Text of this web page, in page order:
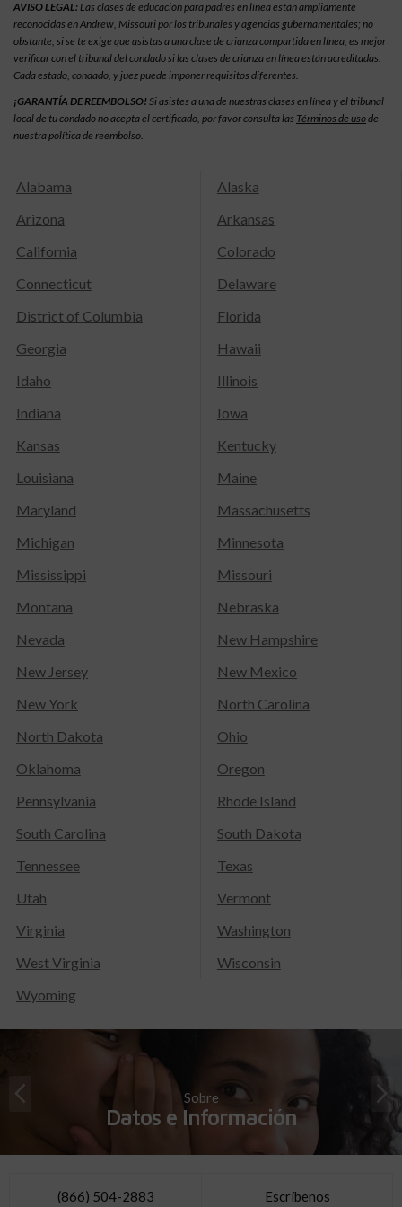
AVISO LEGAL:Las clases de educación para padres en línea están ampliamente
reconocidas en Andrew, Missouri por los tribunales y agencias gubernamentales; no
obstante, si se te exige que asistas a una clase de crianza compartida en línea, es mejor
verificar con el tribunal del condado si las clases de crianza en línea están acreditadas.
Cada estado, condado, y juez puede imponer requisitos diferentes.
¡GARANTÍA DE REEMBOLSO! Si asistes a una de nuestras clases en línea y el tribunal
local de tu condado no acepta el certificado, por favor consulta las Términos de usode
nuestra política de reembolso.
Alabama
Alaska
Arizona
Arkansas
California
Colorado
Connecticut
Delaware
District of Columbia
Florida
Georgia
Hawaii
Idaho
Illinois
Indiana
Iowa
Kansas
Kentucky
Louisiana
Maine
Maryland
Massachusetts
Michigan
Minnesota
Mississippi
Missouri
Montana
Nebraska
Nevada
New Hampshire
New Jersey
New Mexico
New York
North Carolina
North Dakota
Ohio
Oklahoma
Oregon
Pennsylvania
Rhode Island
South Carolina
South Dakota
Tennessee
Texas
Utah
Vermont
Virginia
Washington
West Virginia
Wisconsin
Wyoming
Sobre
Datos e Información
(866) 504-2883 Escríbenos